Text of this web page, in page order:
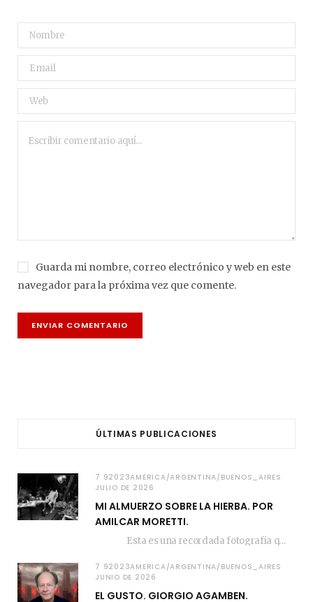
Guarda mi nombre, correo electrónico y web en este
navegador para la próxima vez que comente.
ÚLTIMAS PUBLICACIONES
7 92023AMERICA/ARGENTINA/BUENOS_AIRES
JULIO DE 2026
MI ALMUERZO SOBRE LA HIERBA. POR
AMILCAR MORETTI.
Esta es una recordada fotografía que registré…
7 92023AMERICA/ARGENTINA/BUENOS_AIRES
JUNIO DE 2026
EL GUSTO. GIORGIO AGAMBEN.